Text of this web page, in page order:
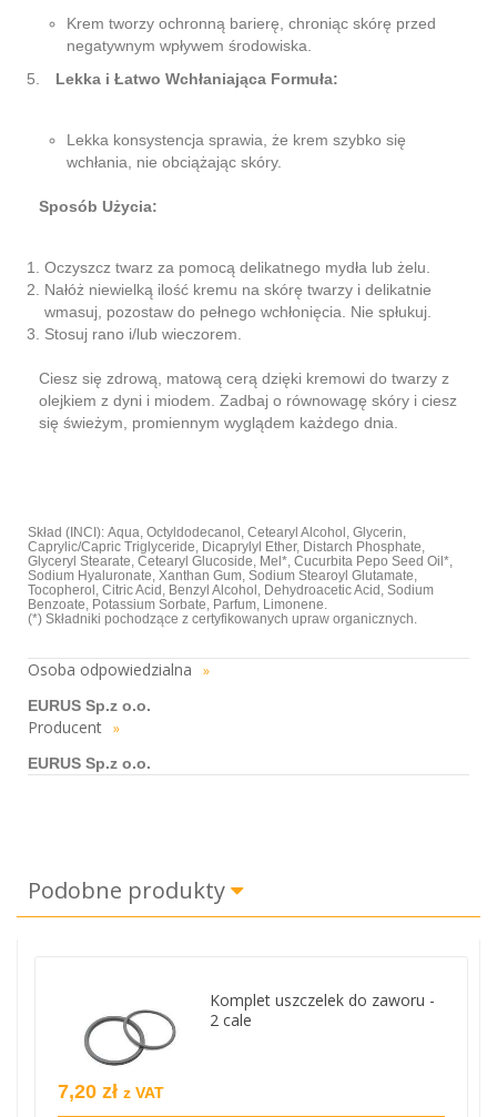
Krem tworzy ochronną barierę, chroniąc skórę przed
negatywnym wpływem środowiska.
Lekka i Łatwo Wchłaniająca Formuła:
Lekka konsystencja sprawia, że krem szybko się
wchłania, nie obciążając skóry.
Sposób Użycia:
Oczyszcz twarz za pomocą delikatnego mydła lub żelu.
Nałóż niewielką ilość kremu na skórę twarzy i delikatnie
wmasuj, pozostaw do pełnego wchłonięcia. Nie spłukuj.
Stosuj rano i/lub wieczorem.
Ciesz się zdrową, matową cerą dzięki kremowi do twarzy z
olejkiem z dyni i miodem. Zadbaj o równowagę skóry i ciesz
się świeżym, promiennym wyglądem każdego dnia.
Skład (INCI): Aqua, Octyldodecanol, Cetearyl Alcohol, Glycerin,
Caprylic/Capric Triglyceride, Dicaprylyl Ether, Distarch Phosphate,
Glyceryl Stearate, Cetearyl Glucoside, Mel*, Cucurbita Pepo Seed Oil*,
Sodium Hyaluronate, Xanthan Gum, Sodium Stearoyl Glutamate,
Tocopherol, Citric Acid, Benzyl Alcohol, Dehydroacetic Acid, Sodium
Benzoate, Potassium Sorbate, Parfum, Limonene.
(*) Składniki pochodzące z certyfikowanych upraw organicznych.
Osoba odpowiedzialna »
EURUS Sp.z o.o.
Producent »
EURUS Sp.z o.o.
Podobne produkty
Komplet uszczelek do zaworu -
2 cale
7,20 zł z VAT